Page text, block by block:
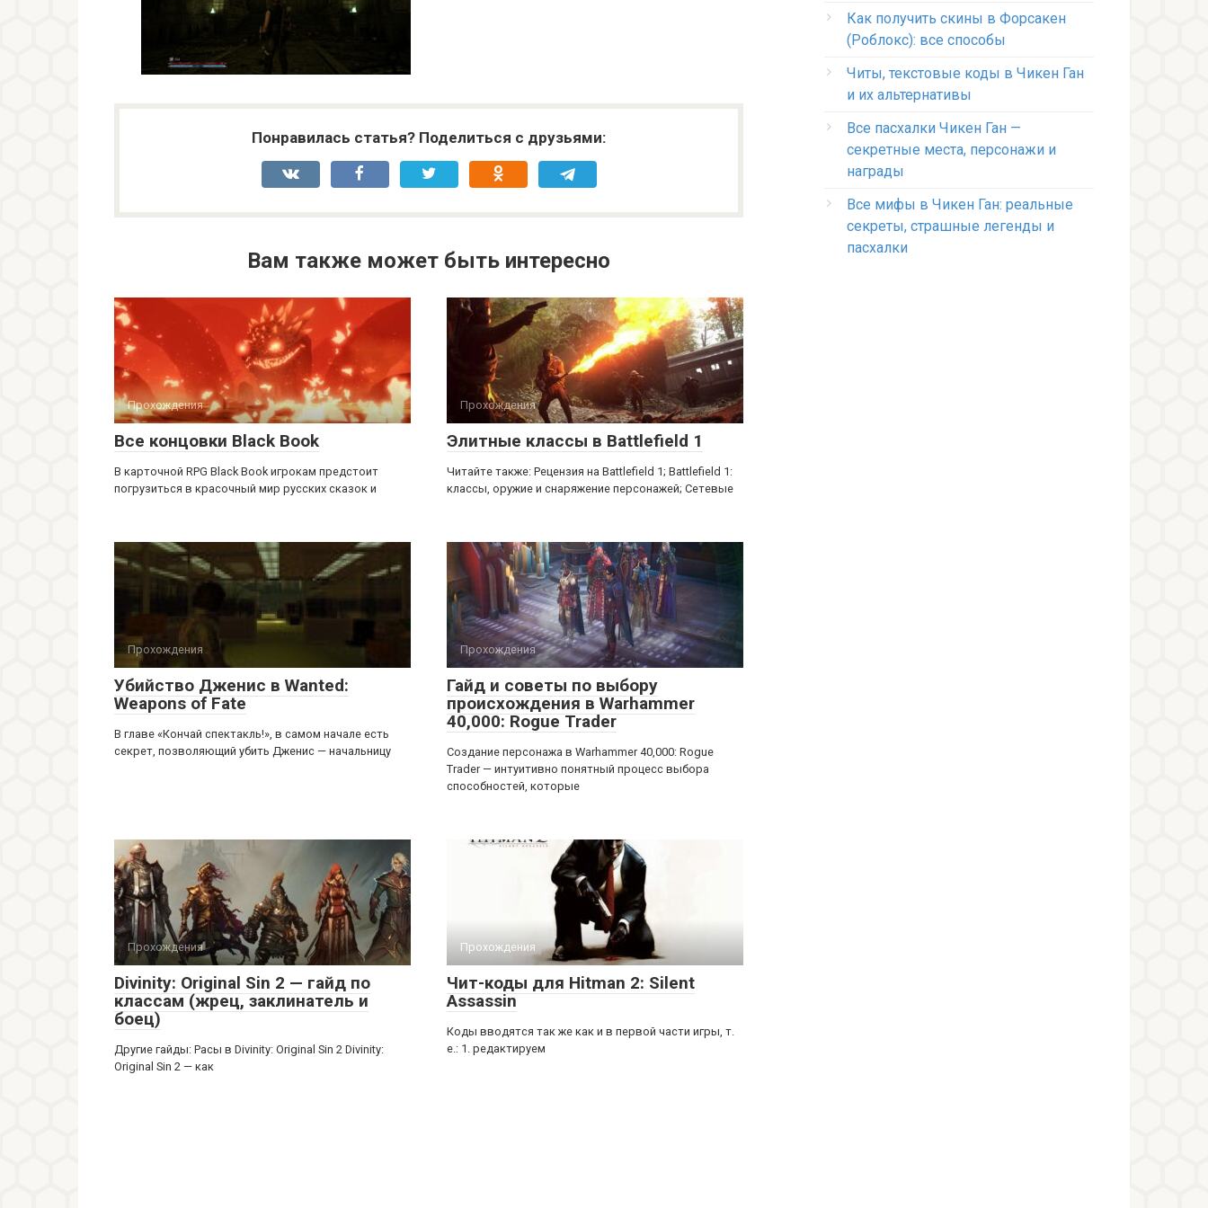
Понравилась статья? Поделиться с друзьями:
Вам также может быть интересно
Прохождения
Все концовки Black Book
В карточной RPG Black Book игрокам предстоит
погрузиться в красочный мир русских сказок и
Прохождения
Элитные классы в Battlefield 1
Читайте также: Рецензия на Battlefield 1; Battlefield 1:
классы, оружие и снаряжение персонажей; Сетевые
Прохождения
Убийство Дженис в Wanted:
Weapons of Fate
В главе «Кончай спектакль!», в самом начале есть
секрет, позволяющий убить Дженис — начальницу
Прохождения
Гайд и советы по выбору
происхождения в Warhammer
40,000: Rogue Trader
Создание персонажа в Warhammer 40,000: Rogue
Trader — интуитивно понятный процесс выбора
способностей, которые
Прохождения
Divinity: Original Sin 2 — гайд по
классам (жрец, заклинатель и
боец)
Другие гайды: Расы в Divinity: Original Sin 2 Divinity:
Original Sin 2 — как
Прохождения
Чит-коды для Hitman 2: Silent
Assassin
Коды вводятся так же как и в первой части игры, т.
е.: 1. редактируем
Как получить скины в Форсакен
(Роблокс): все способы
Читы, текстовые коды в Чикен Ган
и их альтернативы
Все пасхалки Чикен Ган —
секретные места, персонажи и
награды
Все мифы в Чикен Ган: реальные
секреты, страшные легенды и
пасхалки